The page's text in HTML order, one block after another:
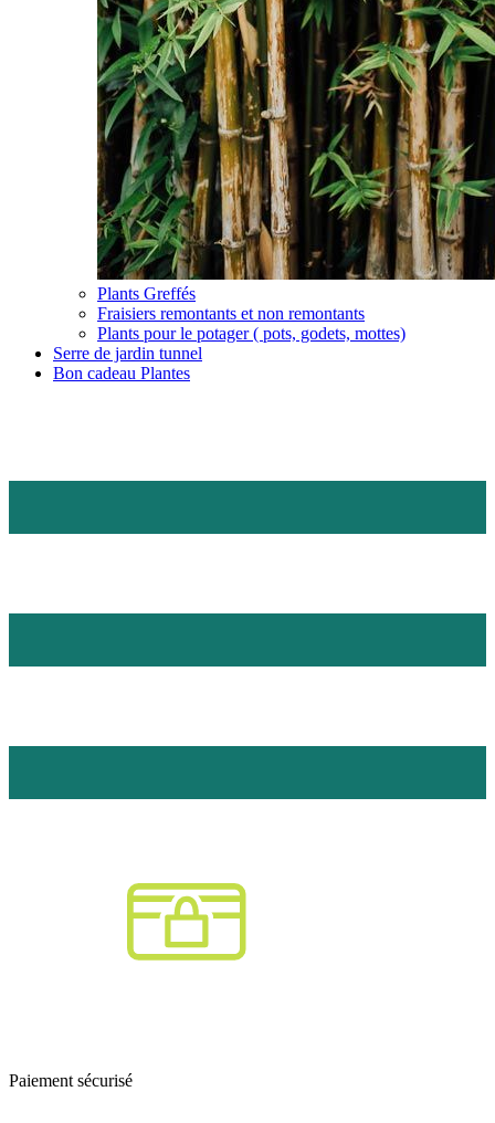
Plants Greffés
Fraisiers remontants et non remontants
Plants pour le potager ( pots, godets, mottes)
Serre de jardin tunnel
Bon cadeau Plantes
Paiement sécurisé